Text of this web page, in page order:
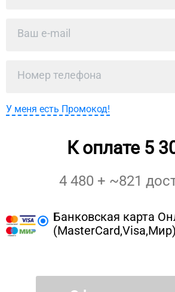
У меня есть Промокод!
К оплате 5
4 480 + ~821
Банковская карта
(MasterCard,Visa,Мир)